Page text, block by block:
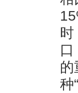
时
的
种